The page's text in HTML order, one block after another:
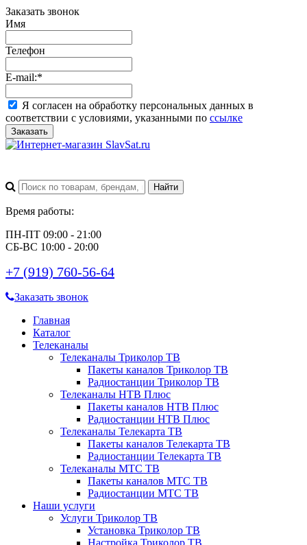
Заказать звонок
Имя
Телефон
E-mail:*
Я согласен на обработку персональных данных в
соответствии с условиями, указанными по ссылке
Заказать
Время работы:
ПН-ПТ 09:00 - 21:00
СБ-ВС 10:00 - 20:00
+7 (919) 760-56-64
Заказать звонок
Главная
Каталог
Телеканалы
Телеканалы Триколор ТВ
Пакеты каналов Триколор ТВ
Радиостанции Триколор ТВ
Телеканалы НТВ Плюс
Пакеты каналов НТВ Плюс
Радиостанции НТВ Плюс
Телеканалы Телекарта ТВ
Пакеты каналов Телекарта ТВ
Радиостанции Телекарта ТВ
Телеканалы МТС ТВ
Пакеты каналов МТС ТВ
Радиостанции МТС ТВ
Наши услуги
Услуги Триколор ТВ
Установка Триколор ТВ
Настройка Триколор ТВ